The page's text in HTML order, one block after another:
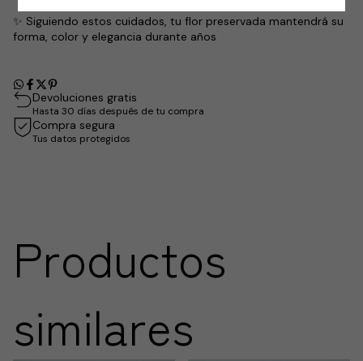
✨ Siguiendo estos cuidados, tu flor preservada mantendrá su
forma, color y elegancia durante años
Devoluciones gratis
Hasta 30 días después de tu compra
Compra segura
Tus datos protegidos
Productos
similares